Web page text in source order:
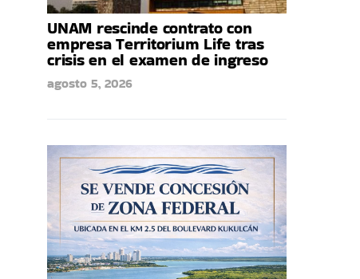
UNAM rescinde contrato con
empresa Territorium Life tras
crisis en el examen de ingreso
agosto 5, 2026